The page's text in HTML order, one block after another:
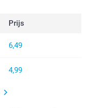
Prijs
6,49
4,99